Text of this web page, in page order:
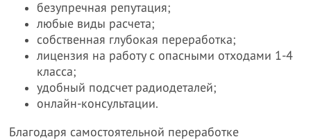
безупречная репутация;
любые виды расчета;
собственная глубокая переработка;
лицензия на работу с опасными отходами 1-4
класса;
удобный подсчет радиодеталей;
онлайн-консультации.
Благодаря самостоятельной переработке